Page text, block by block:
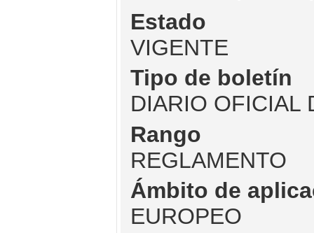
Estado
VIGENTE
Tipo de boletín
DIARIO OFICIAL
Rango
REGLAMENTO
Ámbito de
EUROPEO